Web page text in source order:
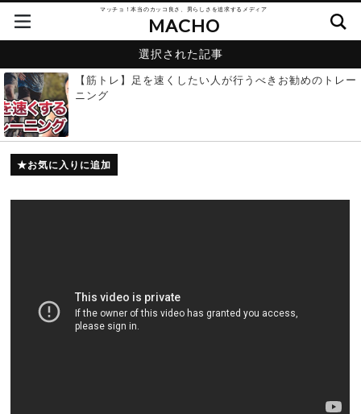
マッチョ！本当のカッコ良さ、男らしさを追求するメディア
MACHO
選択された記事
【筋トレ】足を速くしたい人が行うべきお勧めのトレー
ニング
お気に入りに追加